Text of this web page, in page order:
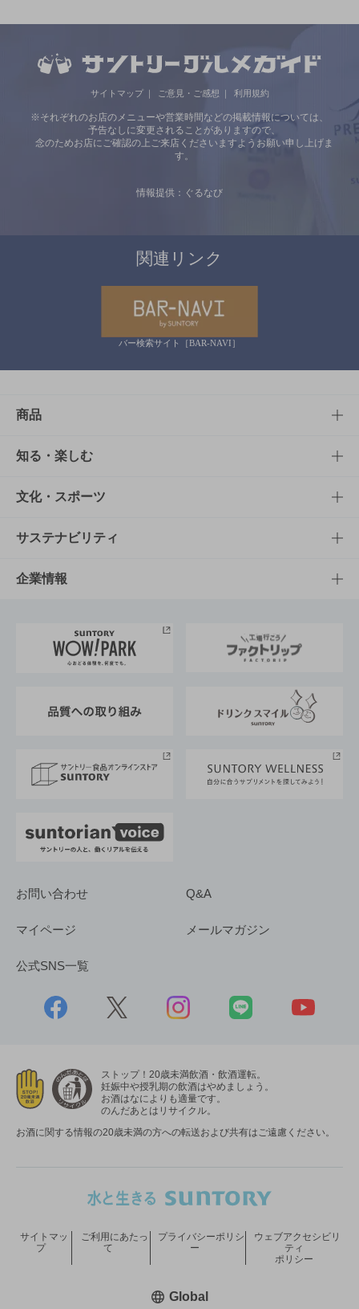
サイトマップ ご意見・ご感想 利用規約
※それぞれのお店のメニューや営業時間などの掲載情報については、
予告なしに変更されることがありますので、
念のためお店にご確認の上ご来店くださいますようお願い申し上げま
す。
情報提供：ぐるなび
関連リンク
バー検索サイト［BAR-NAVI］
商品
商品TOP
商品一覧
商品発売情報
栄養成分一覧
知る・楽しむ
知る・楽しむTOP
キャンペーン
工場見学
地域情報
文化・スポーツ
文化・スポーツTOP
サントリーホール
サントリーサンバーズ大阪
サステナビリティ
サステナビリティTOP
サントリーが考えるサステナビリティ経営
企業情報
企業概要
採用情報
お問い合わせ Q&A
マイページ メールマガジン
公式SNS一覧
ストップ！20歳未満飲酒・飲酒運転。
妊娠中や授乳期の飲酒はやめましょう。
お酒はなによりも適量です。
のんだあとはリサイクル。
お酒に関する情報の20歳未満の方への転送および共有はご遠慮ください。
サイトマッ
プ
ご利用にあたっ
て
プライバシーポリシ
ー
ウェブアクセシビリ
ティ
ポリシー
Global新しいウィンドウで開く